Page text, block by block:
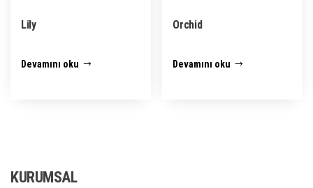
Lily
Devamını oku
Orchid
Devamını oku
KURUMSAL